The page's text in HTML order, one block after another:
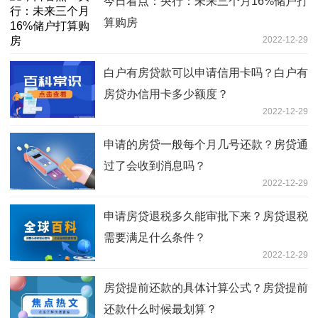
算购房
2022-12-29
白户有房贷款可以申请信用卡吗？白户有
房贷办信用卡多少额度？
2022-12-29
申请的房贷一般每个月几号还款？房贷通
过了会收到消息吗？
2022-12-29
申请房贷退税多久能审批下来？房贷退税
需要满足什么条件？
2022-12-29
房贷提前还款的具体计算公式？房贷提前
还款什么时候最划算？